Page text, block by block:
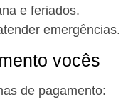
e feriados.
emergências.
vocês
de pagamento: